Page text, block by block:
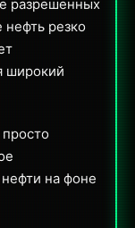
разрешенных
резко
широкий
на фоне